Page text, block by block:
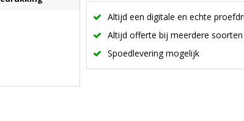
Altijd een digitale en echte
Altijd offerte bij meerdere
Spoedlevering mogelijk